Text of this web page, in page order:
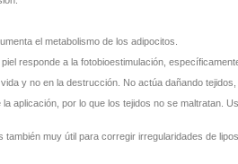
el metabolismo de los adipocitos.
responde a la fotobioestimulación,
y no en la destrucción. No actúa dañando
aplicación, por lo que los tejidos no se maltratan.
muy útil para corregir irregularidades de